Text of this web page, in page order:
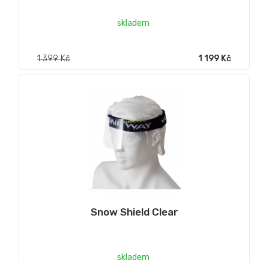
skladem
1 399 Kč 1 199 Kč
Snow Shield Clear
skladem